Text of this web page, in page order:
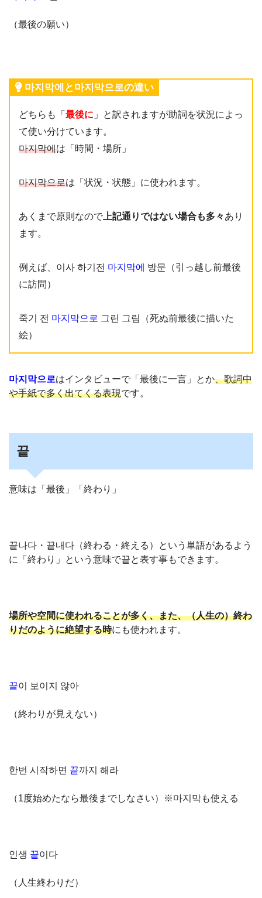
（最後の願い）
마지막에と마지막으로の違い
どちらも「 最後に 」と訳されますが助詞を状況によっ
て使い分けています。
마지막에は「時間・場所」
마지막으로は「状況・状態」に使われます。
あくまで原則なので 上記通りではない場合も多々あり
ます。
例えば、이사 하기전 마지막에 방문（引っ越し前最後
に訪問）
죽기 전 마지막으로 그린 그림（死ぬ前最後に描いた
絵）
마지막으로はインタビューで「最後に一言」とか、歌詞中
や手紙で多く出てくる表現です。
끝
意味は「最後」「終わり」
끝나다・끝내다（終わる・終える）という単語があるよう
に「終わり」という意味で끝と表す事もできます。
場所や空間に使われることが多く、また、（人生の）終わ
りだのように絶望する時にも使われます。
끝이 보이지 않아
（終わりが見えない）
한번 시작하면 끝까지 해라
（1度始めたなら最後までしなさい）※마지막も使える
인생 끝이다
（人生終わりだ）